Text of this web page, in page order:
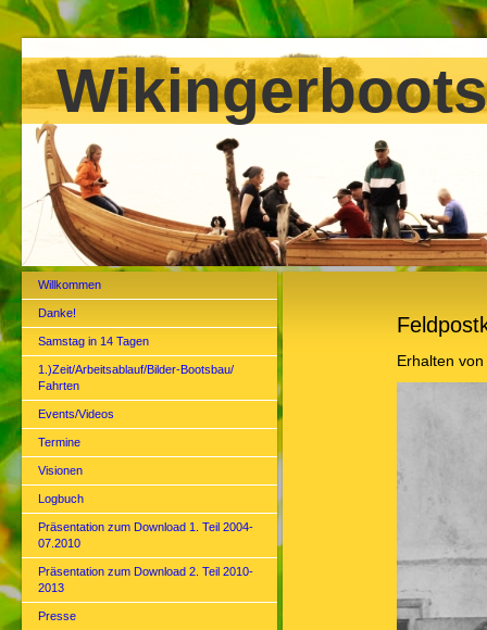
Willkommen
Danke!
Samstag in 14 Tagen
1.)Zeit/Arbeitsablauf/Bilder-Bootsbau/
Fahrten
Events/Videos
Termine
Visionen
Logbuch
Präsentation zum Download 1. Teil 2004-
07.2010
Präsentation zum Download 2. Teil 2010-
2013
Presse
Erhalten